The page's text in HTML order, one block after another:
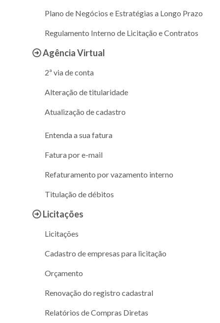
Plano de Negócios e Estratégias a Longo Prazo
Regulamento Interno de Licitação e Contratos
Agência Virtual
2ª via de conta
Alteração de titularidade
Atualização de cadastro
Entenda a sua fatura
Fatura por e-mail
Refaturamento por vazamento interno
Titulação de débitos
Licitações
Licitações
Cadastro de empresas para licitação
Orçamento
Renovação do registro cadastral
Relatórios de Compras Diretas